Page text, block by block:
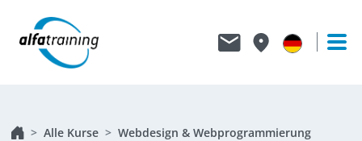
Alle Kurse
Webdesign & Webprogrammierung